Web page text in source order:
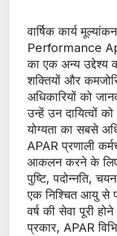
वार्षिक कार्य
Performance
का एक अन्य उद्देश्य
शक्तियों और
अधिकारियों को
उन्हें उन दायित्वों
योग्यता का सबसे
APAR प्रणाली
आकलन करने के लिए
पुष्टि, पदोन्नति,
एक निश्चित आयु से
वर्ष की सेवा पूरी
प्रकार, APAR